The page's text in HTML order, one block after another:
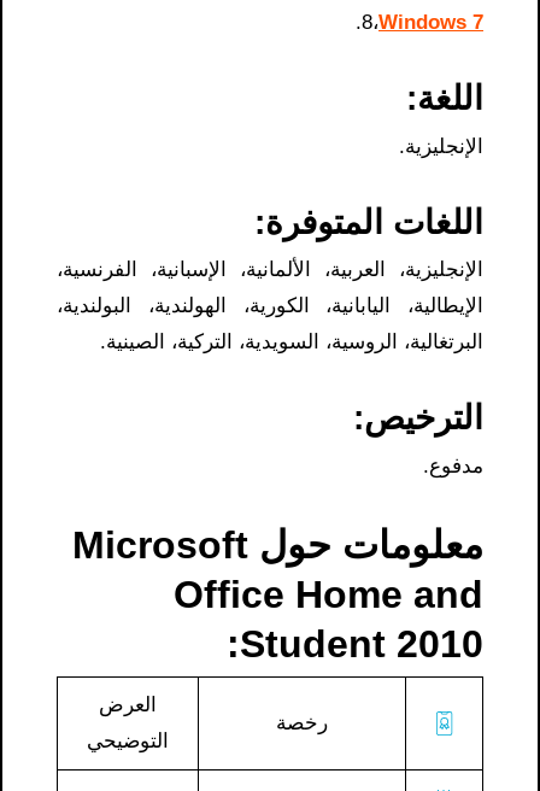
8،Windows 7
.
اللغة:
الإنجليزية.
اللغات المتوفرة:
الإنجليزية، العربية، الألمانية، الإسبانية، الفرنسية،
الإيطالية، اليابانية، الكورية، الهولندية، البولندية،
البرتغالية، الروسية، السويدية، التركية، الصينية.
الترخيص:
مدفوع.
معلومات حول Microsoft
Office Home and
Student 2010:
رخصة
العرض
التوضيحي